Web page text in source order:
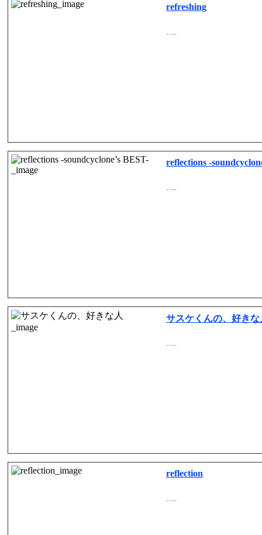
refreshing
…..
reflections -
…..
サスケくんの、好きな
…..
reflection
…..